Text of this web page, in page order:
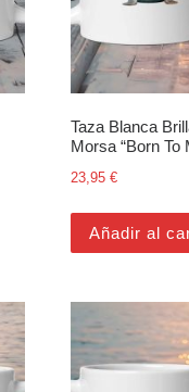
Taza Blanca
Morsa “Born To
23,95 €
Añadir al